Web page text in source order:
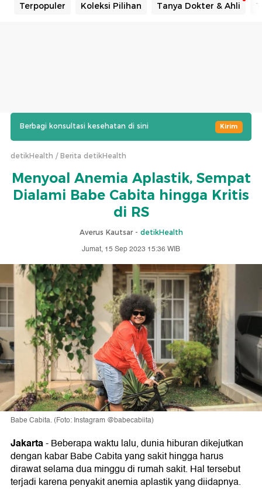
Terpopuler Koleksi Pilihan Tanya Dokter & Ahli
Berbagi konsultasi kesehatan di sini Kirim
detikHealth Berita detikHealth
Menyoal Anemia Aplastik, Sempat
Dialami Babe Cabita hingga Kritis
di RS
Averus Kautsar - detikHealth
Jumat, 15 Sep 2023 15:36 WIB
Babe Cabita. (Foto: Instagram @babecabiita)
Jakarta-Beberapa waktu lalu, dunia hiburan dikejutkan
dengan kabar Babe Cabita yang sakit hingga harus
dirawat selama dua minggu di rumah sakit. Hal tersebut
terjadi karena penyakit anemia aplastik yang diidapnya.